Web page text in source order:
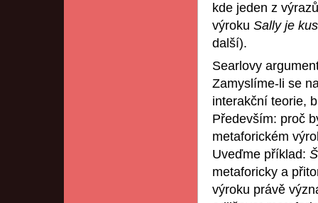
kde jeden z
výroku Sally je
další).
Searlovy
Zamyslíme-li se
interakční teorie,
Především: proč
metaforickém
Uveďme příklad:
metaforicky a
výroku právě